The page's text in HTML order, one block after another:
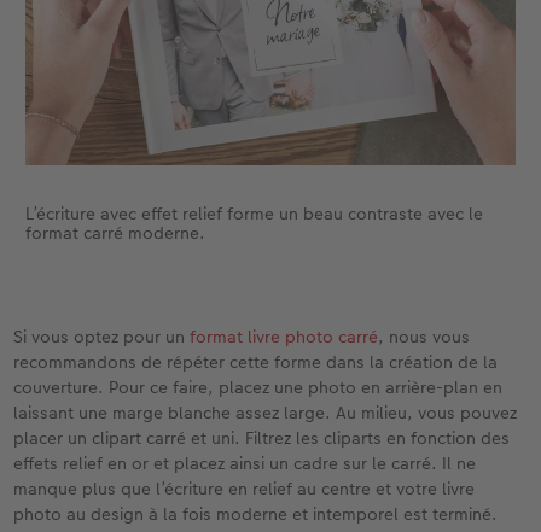
L’écriture avec effet relief forme un beau contraste avec le
format carré moderne.
Si vous optez pour unformat livre photo carré, nous vous
recommandons de répéter cette forme dans la création de la
couverture. Pour ce faire, placez une photo en arrière-plan en
laissant une marge blanche assez large. Au milieu, vous pouvez
placer un clipart carré et uni. Filtrez les cliparts en fonction des
effets relief en or et placez ainsi un cadre sur le carré. Il ne
manque plus que l’écriture en relief au centre et votre livre
photo au design à la fois moderne et intemporel est terminé.